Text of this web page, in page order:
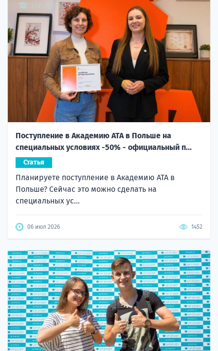
Поступление в Академию ATA в Польше на
специальных условиях -50% - официальный п...
Статья
Планируете поступление в Академию ATA в
Польше? Сейчас это можно сделать на
специальных ус...
06 июл 2026 1452